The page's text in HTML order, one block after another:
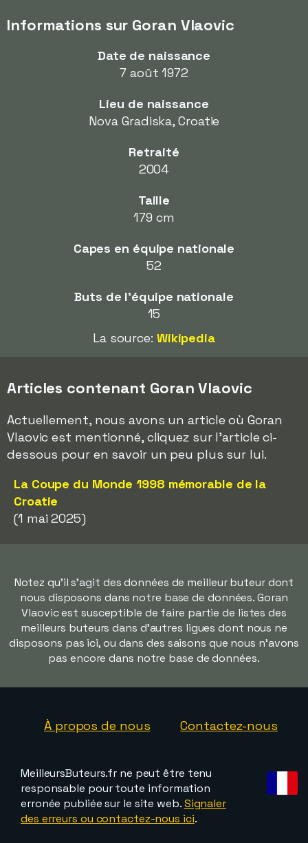
Informations sur Goran Vlaovic
Date de naissance
7 août 1972
Lieu de naissance
Nova Gradiska, Croatie
Retraité
2004
Taille
179 cm
Capes en équipe nationale
52
Buts de l'équipe nationale
15
La source: Wikipedia
Articles contenant Goran Vlaovic
Actuellement, nous avons un article où Goran
Vlaovic est mentionné, cliquez sur l'article ci-
dessous pour en savoir un peu plus sur lui.
La Coupe du Monde 1998 mémorable de la
Croatie
(1 mai 2025)
Notez qu'il s'agit des données de meilleur buteur dont
nous disposons dans notre base de données. Goran
Vlaovic est susceptible de faire partie de listes des
meilleurs buteurs dans d'autres ligues dont nous ne
disposons pas ici, ou dans des saisons que nous n'avons
pas encore dans notre base de données.
À propos de nous Contactez-nous
MeilleursButeurs.fr ne peut être tenu
responsable pour toute information
erronée publiée sur le site web.Signaler
des erreurs ou contactez-nous ici.